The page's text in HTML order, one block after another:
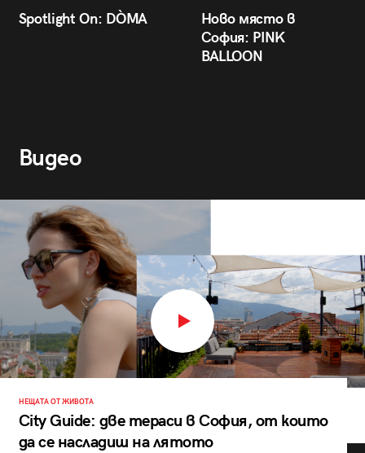
Spotlight On: DÒMA
Ново място в
София: PINK
BALLOON
Видео
НЕЩАТА ОТ ЖИВОТА
City Guide: две тераси в София, от които
да се насладиш на лятото